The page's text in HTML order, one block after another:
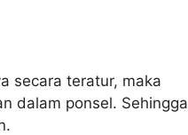
secara teratur, maka
dalam ponsel. Sehingga